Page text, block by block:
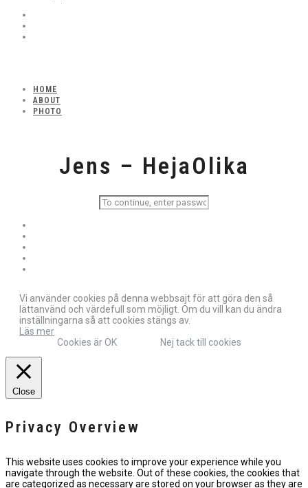
HOME
ABOUT
PHOTO
Jens – HejaOlika
Vi använder cookies på denna webbsajt för att göra den så
lättanvänd och värdefull som möjligt. Om du vill kan du ändra
inställningarna så att cookies stängs av.
Läs mer
Cookies är OK
Nej tack till cookies
Close
Privacy Overview
This website uses cookies to improve your experience while you
navigate through the website. Out of these cookies, the cookies that
are categorized as necessary are stored on your browser as they are